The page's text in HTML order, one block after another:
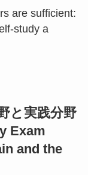
are sufficient:
study a
と実践分野
Exam
and the